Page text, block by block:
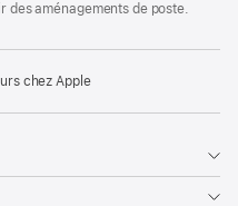
des aménagements de poste.
chez Apple